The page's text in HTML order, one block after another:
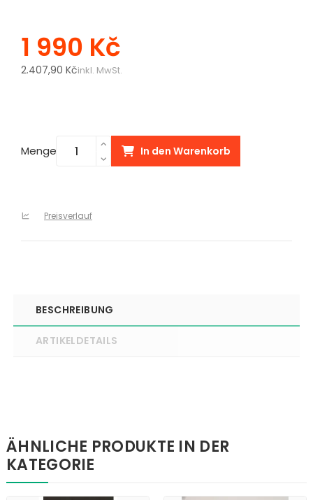
1 990 Kč
2.407,90 Kčinkl. MwSt.
Menge In den Warenkorb
Preisverlauf
BESCHREIBUNG
ARTIKELDETAILS
ÄHNLICHE PRODUKTE IN DER
KATEGORIE